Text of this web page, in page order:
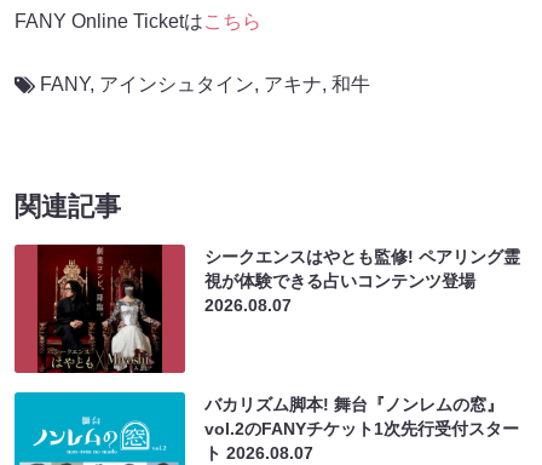
FANY Online Ticketはこちら
FANY, アインシュタイン, アキナ, 和牛
関連記事
シークエンスはやとも監修! ペアリング霊
視が体験できる占いコンテンツ登場
2026.08.07
バカリズム脚本! 舞台『ノンレムの窓』
vol.2のFANYチケット1次先行受付スター
ト2026.08.07